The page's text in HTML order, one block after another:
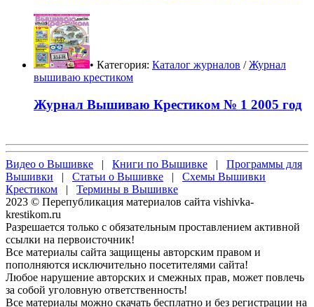
• Категория: Каталог журналов /Журнал
вышиваю крестиком
Журнал Вышиваю Крестиком № 1 2005 год
Видео о Вышивке | Книги по Вышивке | Программы для
Вышивки | Статьи о Вышивке | Схемы Вышивки
Крестиком | Термины в Вышивке
2023 © Перепубликация материалов сайта vishivka-
krestikom.ru
Разрешается только с обязательным проставлением активной
ссылки на первоисточник!
Все материалы сайта защищены авторским правом и
пополняются исключительно посетителями сайта!
Любое нарушение авторских и смежных прав, может повлечь
за собой уголовную ответственность!
Все материалы можно скачать бесплатно и без регистрации на